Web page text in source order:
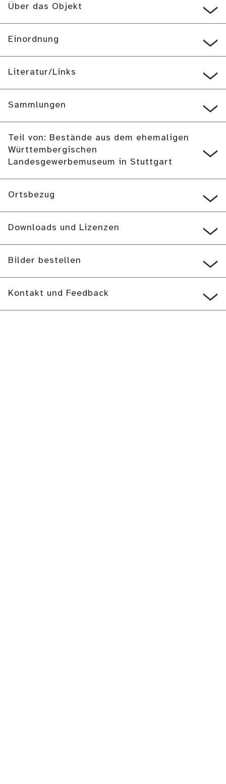
Über das Objekt
Einordnung
Literatur/Links
Sammlungen
Teil von: Bestände aus dem ehemaligen
Württembergischen
Landesgewerbemuseum in Stuttgart
Ortsbezug
Downloads und Lizenzen
Bilder bestellen
Kontakt und Feedback